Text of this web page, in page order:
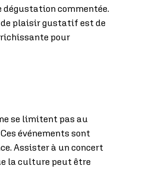
dégustation commentée.
de plaisir gustatif est de
pour
se limitent pas au
événements sont
Assister à un concert
la culture peut être